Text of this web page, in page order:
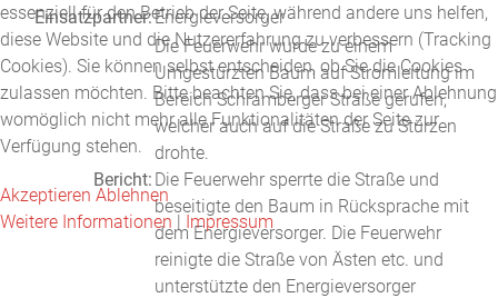
Einsatzpartner:Energieversorger
Bericht:
Die Feuerwehr wurde zu einem
Umgestürzten Baum auf Stromleitung im
Bereich Schramberger Straße gerufen,
welcher auch auf die Straße zu Stürzen
drohte.
Die Feuerwehr sperrte die Straße und
beseitigte den Baum in Rücksprache mit
dem Energieversorger. Die Feuerwehr
reinigte die Straße von Ästen etc. und
unterstützte den Energieversorger
essenziell für den Betrieb der Seite, während andere uns helfen,
diese Website und die Nutzererfahrung zu verbessern (Tracking
Cookies). Sie können selbst entscheiden, ob Sie die Cookies
zulassen möchten. Bitte beachten Sie, dass bei einer Ablehnung
womöglich nicht mehr alle Funktionalitäten der Seite zur
Verfügung stehen.
Akzeptieren Ablehnen
Weitere Informationen | Impressum